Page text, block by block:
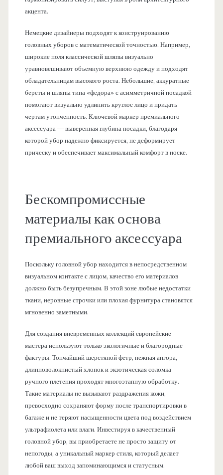
акцента.
Немецкие дизайнеры подходят к конструированию
головных уборов с математической точностью. Например,
широкие поля классической шляпы визуально
уравновешивают объемную верхнюю одежду и подходят
обладательницам высокого роста. Небольшие, аккуратные
береты и шляпы типа «федора» с асимметричной посадкой
помогают визуально удлинить круглое лицо и придать
чертам утонченность. Ключевой маркер премиального
аксессуара — выверенная глубина посадки, благодаря
которой убор надежно фиксируется, не деформирует
прическу и обеспечивает максимальный комфорт в носке.
Бескомпромиссные
материалы как основа
премиального аксессуара
Поскольку головной убор находится в непосредственном
визуальном контакте с лицом, качество его материалов
должно быть безупречным. В этой зоне любые недостатки
ткани, неровные строчки или плохая фурнитура становятся
мгновенно заметными.
Для создания вневременных коллекций европейские
мастера используют только экологичные и благородные
фактуры. Тончайший шерстяной фетр, нежная ангора,
длинноволокнистый хлопок и экзотическая соломка
ручного плетения проходят многоэтапную обработку.
Такие материалы не вызывают раздражения кожи,
превосходно сохраняют форму после транспортировки в
багаже и не теряют насыщенности цвета под воздействием
ультрафиолета или влаги. Инвестируя в качественный
головной убор, вы приобретаете не просто защиту от
непогоды, а уникальный маркер стиля, который делает
любой ваш выход запоминающимся и статусным.